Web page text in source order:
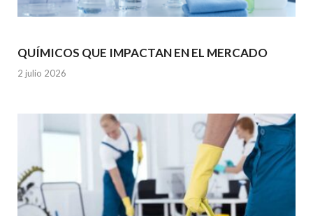
QUÍMICOS QUE IMPACTAN EN EL MERCADO
2 julio 2026